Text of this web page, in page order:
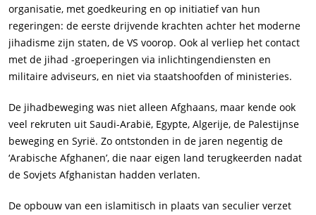
organisatie, met goedkeuring en op initiatief van hun
regeringen: de eerste drijvende krachten achter het moderne
jihadisme zijn staten, de VS voorop. Ook al verliep het contact
met de jihad -groeperingen via inlichtingendiensten en
militaire adviseurs, en niet via staatshoofden of ministeries.
De jihadbeweging was niet alleen Afghaans, maar kende ook
veel rekruten uit Saudi-Arabië, Egypte, Algerije, de Palestijnse
beweging en Syrië. Zo ontstonden in de jaren negentig de
‘Arabische Afghanen’, die naar eigen land terugkeerden nadat
de Sovjets Afghanistan hadden verlaten.
De opbouw van een islamitisch in plaats van seculier verzet